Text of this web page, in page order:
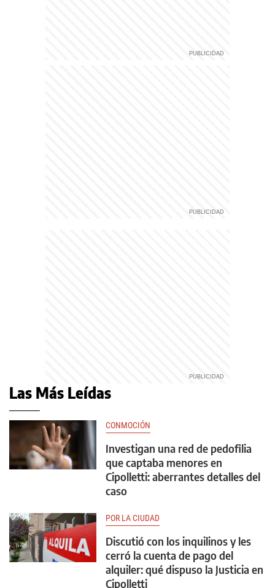
Las Más Leídas
CONMOCIÓN
Investigan una red de pedofilia
que captaba menores en
Cipolletti: aberrantes detalles del
caso
POR LA CIUDAD
Discutió con los inquilinos y les
cerró la cuenta de pago del
alquiler: qué dispuso la Justicia en
Cipolletti